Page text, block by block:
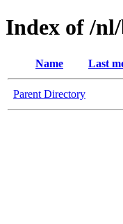
Index of /
Name Last
Parent Directory